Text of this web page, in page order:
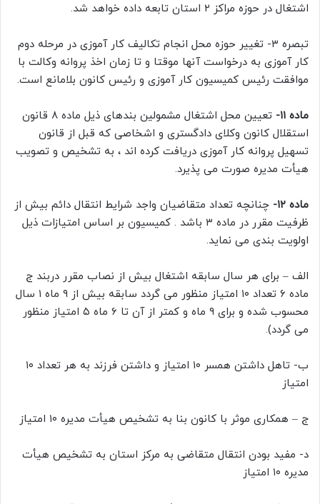
اشتغال در حوزه مراکز ۲ استان تابعه داده خواهد شد.
تبصره ۳- تغییر حوزه محل انجام تکالیف کار آموزی در مرحله دوم
کار آموزی به درخواست آنها موقتا و تا زمان اخذ پروانه وکالت با
موافقت رئیس کمیسیون کار آموزی و رئیس کانون بلامانع است.
ماده ۱۱-
تعیین محل اشتغال مشمولین بندهای ذیل ماده ۸ قانون
استقلال کانون وکلای دادگستری و اشخاصی که قبل از قانون
تسهیل پروانه کار آموزی دریافت کرده اند ، به تشخیص و تصویب
هیأت مدیره صورت می پذیرد.
ماده ۱۲-
چنانچه تعداد متقاضیان واجد شرایط انتقال دائم بیش از
ظرفیت مقرر در ماده ۳ باشد . کمیسیون بر اساس امتیازات ذیل
اولویت بندی می نماید.
الف – برای هر سال سابقه اشتغال بیش از نصاب مقرر دربند ج
ماده ۶ تعداد ۱۰ امتیاز منظور می گردد سابقه بیش از ۹ ماه ۱ سال
محسوب شده و برای ۹ ماه و کمتر از آن تا ۶ ماه ۵ امتیاز منظور
می گردد).
ب- تاهل داشتن همسر ۱۰ امتیاز و داشتن فرزند به هر تعداد ۱۰
امتیاز
ج – همکاری موثر با کانون بنا به تشخیص هیأت مدیره ۱۰ امتیاز
د- مفید بودن انتقال متقاضی به مرکز استان به تشخیص هیأت
مدیره ۱۰ امتیاز